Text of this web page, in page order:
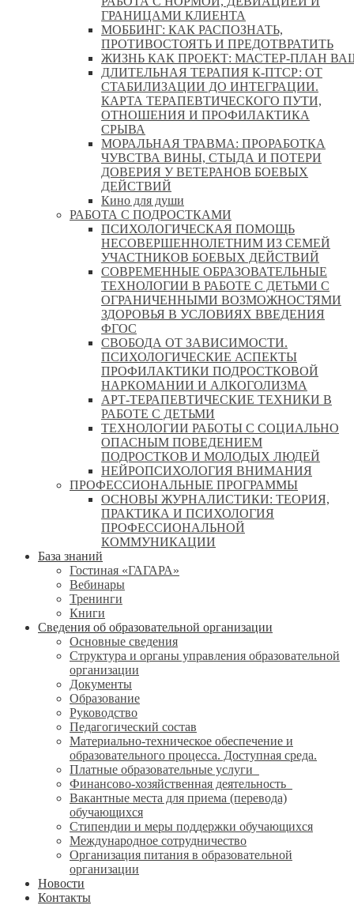
ГРАНИЦАМИ КЛИЕНТА
МОББИНГ: КАК РАСПОЗНАТЬ,
ПРОТИВОСТОЯТЬ И ПРЕДОТВРАТИТЬ
ЖИЗНЬ КАК ПРОЕКТ: МАСТЕР‑ПЛАН
ДЛИТЕЛЬНАЯ ТЕРАПИЯ К-ПТСР: ОТ
СТАБИЛИЗАЦИИ ДО ИНТЕГРАЦИИ.
КАРТА ТЕРАПЕВТИЧЕСКОГО ПУТИ,
ОТНОШЕНИЯ И ПРОФИЛАКТИКА
СРЫВА
МОРАЛЬНАЯ ТРАВМА: ПРОРАБОТКА
ЧУВСТВА ВИНЫ, СТЫДА И ПОТЕРИ
ДОВЕРИЯ У ВЕТЕРАНОВ БОЕВЫХ
ДЕЙСТВИЙ
Кино для души
РАБОТА С ПОДРОСТКАМИ
ПСИХОЛОГИЧЕСКАЯ ПОМОЩЬ
НЕСОВЕРШЕННОЛЕТНИМ ИЗ СЕМЕЙ
УЧАСТНИКОВ БОЕВЫХ ДЕЙСТВИЙ
СОВРЕМЕННЫЕ ОБРАЗОВАТЕЛЬНЫЕ
ТЕХНОЛОГИИ В РАБОТЕ С ДЕТЬМИ С
ОГРАНИЧЕННЫМИ ВОЗМОЖНОСТЯМИ
ЗДОРОВЬЯ В УСЛОВИЯХ ВВЕДЕНИЯ
ФГОС
СВОБОДА ОТ ЗАВИСИМОСТИ.
ПСИХОЛОГИЧЕСКИЕ АСПЕКТЫ
ПРОФИЛАКТИКИ ПОДРОСТКОВОЙ
НАРКОМАНИИ И АЛКОГОЛИЗМА
АРТ-ТЕРАПЕВТИЧЕСКИЕ ТЕХНИКИ В
РАБОТЕ С ДЕТЬМИ
ТЕХНОЛОГИИ РАБОТЫ С СОЦИАЛЬНО
ОПАСНЫМ ПОВЕДЕНИЕМ
ПОДРОСТКОВ И МОЛОДЫХ ЛЮДЕЙ
НЕЙРОПСИХОЛОГИЯ ВНИМАНИЯ
ПРОФЕССИОНАЛЬНЫЕ ПРОГРАММЫ
ОСНОВЫ ЖУРНАЛИСТИКИ: ТЕОРИЯ,
ПРАКТИКА И ПСИХОЛОГИЯ
ПРОФЕССИОНАЛЬНОЙ
КОММУНИКАЦИИ
База знаний
Гостиная «ГАГАРА»
Вебинары
Тренинги
Книги
Сведения об образовательной организации
Основные сведения
Структура и органы управления образовательной
организации
Документы
Образование
Руководство
Педагогический состав
Материально-техническое обеспечение и
образовательного процесса. Доступная среда.
Платные образовательные услуги
Финансово-хозяйственная деятельность
Вакантные места для приема (перевода)
обучающихся
Стипендии и меры поддержки обучающихся
Международное сотрудничество
Организация питания в образовательной
организации
Новости
Контакты